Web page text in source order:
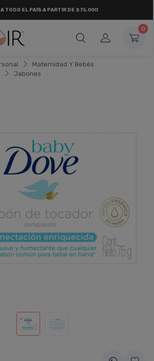
A TODO EL PAÍS A PARTIR DE $75.000
0
Maternidad Y Bebés
Jabones